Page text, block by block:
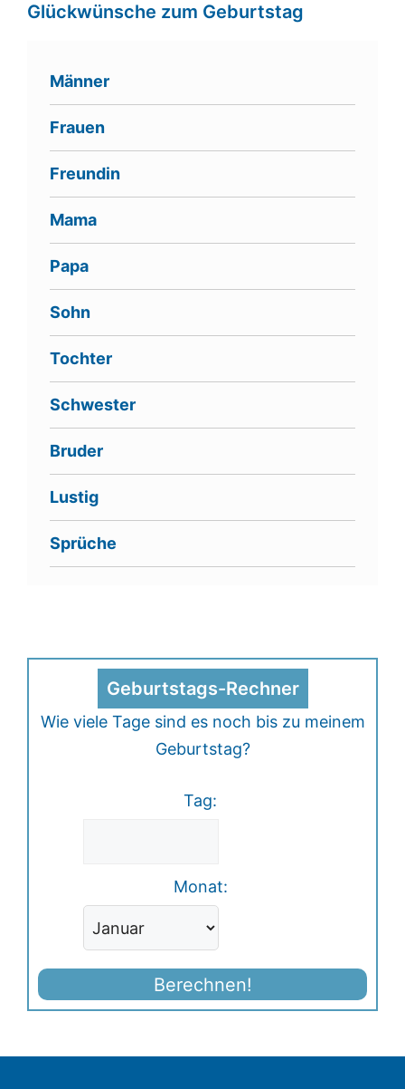
Glückwünsche zum Geburtstag
Männer
Frauen
Freundin
Mama
Papa
Sohn
Tochter
Schwester
Bruder
Lustig
Sprüche
Geburtstags-Rechner
Wie viele Tage sind es noch bis zu meinem
Geburtstag?
Tag:
Monat:
Berechnen!